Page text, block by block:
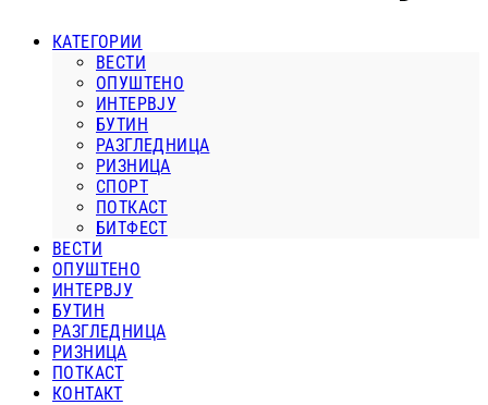
КАТЕГОРИИ
ВЕСТИ
ОПУШТЕНО
ИНТЕРВЈУ
БУТИН
РАЗГЛЕДНИЦА
РИЗНИЦА
СПОРТ
ПОТКАСТ
БИТФЕСТ
ВЕСТИ
ОПУШТЕНО
ИНТЕРВЈУ
БУТИН
РАЗГЛЕДНИЦА
РИЗНИЦА
ПОТКАСТ
КОНТАКТ